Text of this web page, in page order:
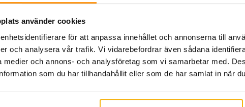
använder cookies
för att anpassa innehållet och annonserna till
och analysera vår trafik. Vi vidarebefordrar även sådana
medier och annons- och analysföretag som vi samarbetar med.
som du har tillhandahållit eller som de har samlat in när